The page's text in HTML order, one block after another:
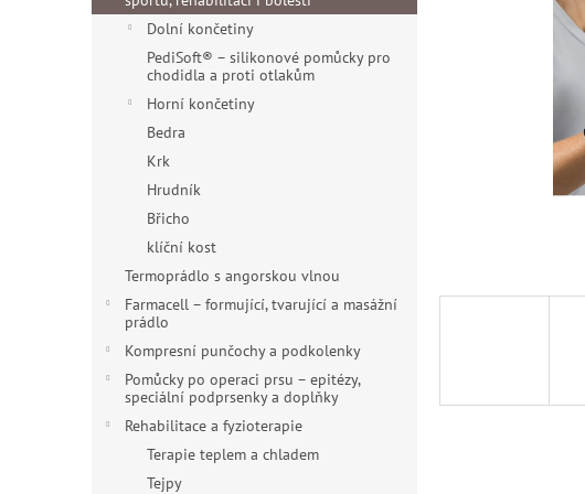
í
Dolní končetiny
PediSoft® – silikonové pomůcky pro
chodidla a proti otlakům
Horní končetiny
Bedra
Krk
Hrudník
Břicho
klíční kost
Termoprádlo s angorskou vlnou
Farmacell – formující, tvarující a masážní
prádlo
Kompresní punčochy a podkolenky
Pomůcky po operaci prsu – epitézy,
speciální podprsenky a doplňky
Rehabilitace a fyzioterapie
Terapie teplem a chladem
Tejpy